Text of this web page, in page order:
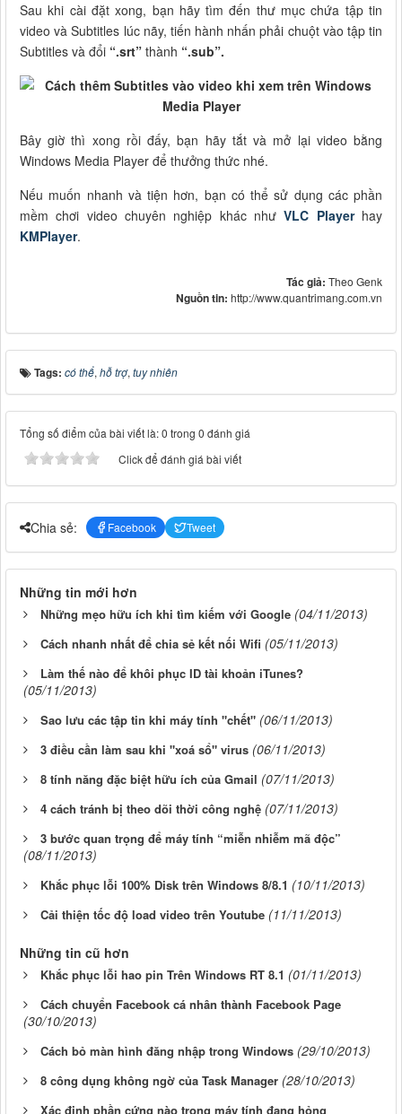
Sau khi cài đặt xong, bạn hãy tìm đến thư mục chứa tập tin
video và Subtitles lúc nãy, tiến hành nhấn phải chuột vào tập tin
Subtitles và đổi “.srt” thành “.sub”.
Bây giờ thì xong rồi đấy, bạn hãy tắt và mở lại video bằng
Windows Media Player để thưởng thức nhé.
Nếu muốn nhanh và tiện hơn, bạn có thể sử dụng các phần
mềm chơi video chuyên nghiệp khác nhưVLC Playerhay
KMPlayer.
Tác giả: Theo Genk
Nguồn tin: http://www.quantrimang.com.vn
Tags: có thể, hỗ trợ, tuy nhiên
Tổng số điểm của bài viết là: 0 trong 0 đánh giá
Click để đánh giá bài viết
Chia sẻ: Facebook Tweet
Những tin mới hơn
Những mẹo hữu ích khi tìm kiếm với Google (04/11/2013)
Cách nhanh nhất để chia sẻ kết nối Wifi (05/11/2013)
Làm thế nào để khôi phục ID tài khoản iTunes?
(05/11/2013)
Sao lưu các tập tin khi máy tính "chết" (06/11/2013)
3 điều cần làm sau khi "xoá sổ" virus (06/11/2013)
8 tính năng đặc biệt hữu ích của Gmail (07/11/2013)
4 cách tránh bị theo dõi thời công nghệ (07/11/2013)
3 bước quan trọng để máy tính “miễn nhiễm mã độc”
(08/11/2013)
Khắc phục lỗi 100% Disk trên Windows 8/8.1 (10/11/2013)
Cải thiện tốc độ load video trên Youtube (11/11/2013)
Những tin cũ hơn
Khắc phục lỗi hao pin Trên Windows RT 8.1 (01/11/2013)
Cách chuyển Facebook cá nhân thành Facebook Page
(30/10/2013)
Cách bỏ màn hình đăng nhập trong Windows (29/10/2013)
8 công dụng không ngờ của Task Manager (28/10/2013)
Xác định phần cứng nào trong máy tính đang hỏng